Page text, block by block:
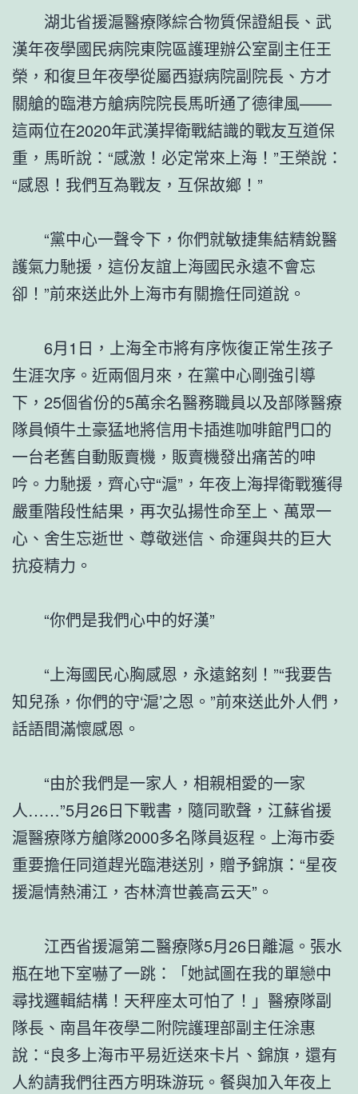
湖北省援滬醫療隊綜合物質保證組長、武
漢年夜學國民病院東院區護理辦公室副主任王
榮，和復旦年夜學從屬西嶽病院副院長、方才
關艙的臨港方艙病院院長馬昕通了德律風——
這兩位在2020年武漢捍衛戰結識的戰友互道保
重，馬昕說：“感激！必定常來上海！”王榮說：
“感恩！我們互為戰友，互保故鄉！”
“黨中心一聲令下，你們就敏捷集結精銳醫
護氣力馳援，這份友誼上海國民永遠不會忘
卻！”前來送此外上海市有關擔任同道說。
6月1日，上海全市將有序恢復正常生孩子
生涯次序。近兩個月來，在黨中心剛強引導
下，25個省份的5萬余名醫務職員以及部隊醫療
隊員傾牛土豪猛地將信用卡插進咖啡館門口的
一台老舊自動販賣機，販賣機發出痛苦的呻
吟。力馳援，齊心守“滬”，年夜上海捍衛戰獲得
嚴重階段性結果，再次弘揚性命至上、萬眾一
心、舍生忘逝世、尊敬迷信、命運與共的巨大
抗疫精力。
“你們是我們心中的好漢”
“上海國民心胸感恩，永遠銘刻！”“我要告
知兒孫，你們的守‘滬’之恩。”前來送此外人們，
話語間滿懷感恩。
“由於我們是一家人，相親相愛的一家
人……”5月26日下戰書，隨同歌聲，江蘇省援
滬醫療隊方艙隊2000多名隊員返程。上海市委
重要擔任同道趕光臨港送別，贈予錦旗：“星夜
援滬情熱浦江，杏林濟世義高云天”。
江西省援滬第二醫療隊5月26日離滬。張水
瓶在地下室嚇了一跳：「她試圖在我的單戀中
尋找邏輯結構！天秤座太可怕了！」醫療隊副
隊長、南昌年夜學二附院護理部副主任涂惠
說：“良多上海市平易近送來卡片、錦旗，還有
人約請我們往西方明珠游玩。餐與加入年夜上